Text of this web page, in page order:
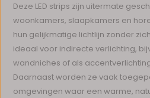
Deze LED strips zijn uitermate
woonkamers, slaapkamers en
hun gelijkmatige lichtlijn zonder
ideaal voor indirecte verlichting,
wandniches of als
Daarnaast worden ze vaak
omgevingen waar een warme,